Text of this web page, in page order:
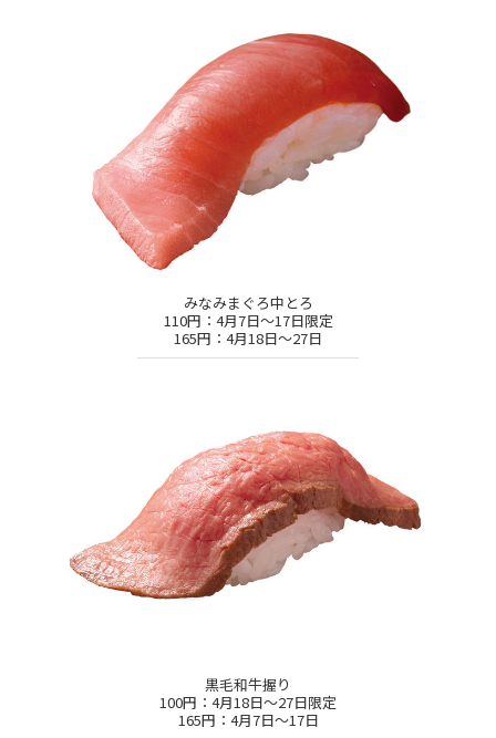
みなみまぐろ中とろ
110円：4月7日～17日限定
165円：4月18日～27日
黒毛和牛握り
100円：4月18日～27日限定
165円：4月7日～17日